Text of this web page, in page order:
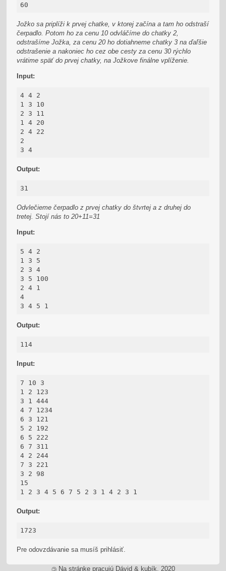
60
Jožko sa priplíži k prvej chatke, v ktorej začína a tam ho odstraší
čerpadlo. Potom ho za cenu 10 odvláčíme do chatky 2,
odstrašíme Jožka, za cenu 20 ho dotiahneme chatky 3 na ďaľšie
odstrašenie a nakoniec ho cez obe cesty za cenu 30 rýchlo
vrátime späť do prvej chatky, na Jožkove finálne vplíženie.
Input:
4 4 2
1 3 10
2 3 11
1 4 20
2 4 22
2
3 4
Output:
31
Odvlečieme čerpadlo z prvej chatky do štvrtej a z druhej do
tretej. Stojí nás to 20+11=31
Input:
5 4 2
1 3 5
2 3 4
3 5 100
2 4 1
4
3 4 5 1
Output:
114
Input:
7 10 3
1 2 123
3 1 444
4 7 1234
6 3 121
5 2 192
6 5 222
6 7 311
4 2 244
7 3 221
3 2 98
15
1 2 3 4 5 6 7 5 2 3 1 4 2 3 1
Output:
1723
Pre odovzdávanie sa musíš prihlásiť.
©Na stránke pracujú Dávid & kubík, 2020